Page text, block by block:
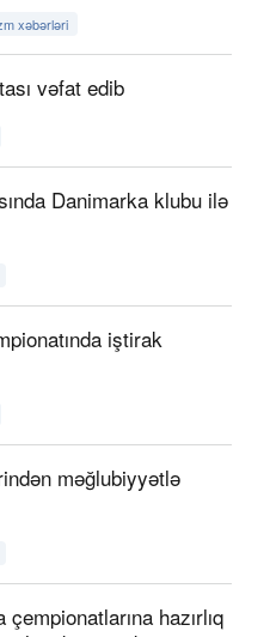
xəbərləri
vəfat edib
Danimarka klubu ilə
iştirak
məğlubiyyətlə
hazırlıq